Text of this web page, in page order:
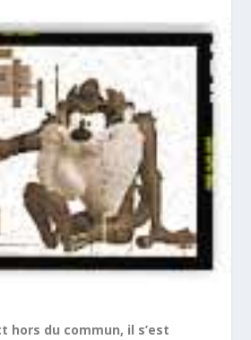
hors du commun, il s’est